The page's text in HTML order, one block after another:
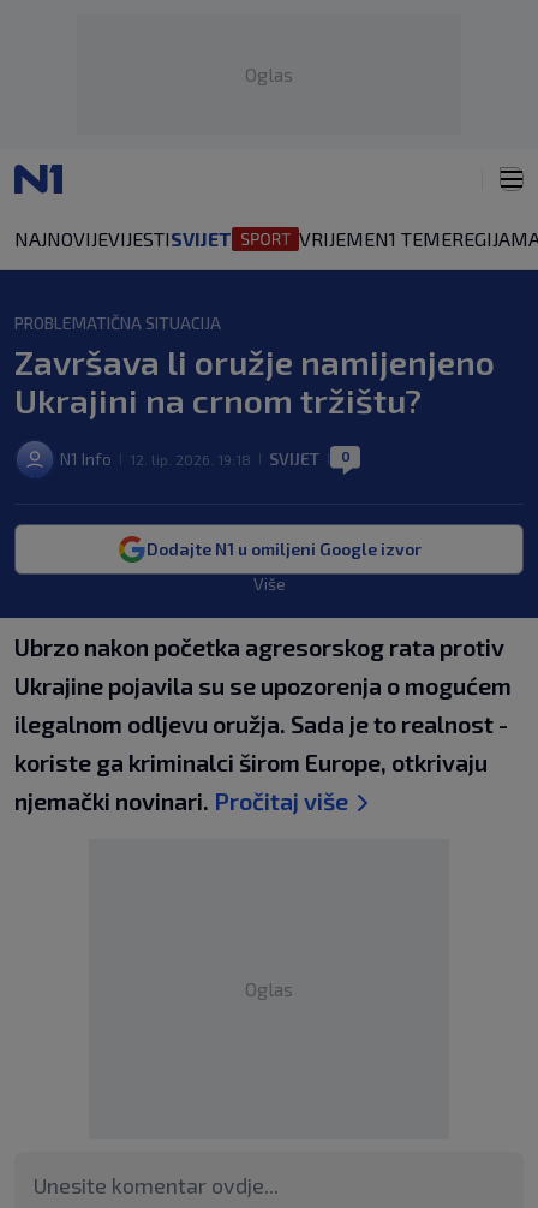
Oglas
NAJNOVIJEVIJESTISVIJET VRIJEMEN1 TEMEREGIJA
PROBLEMATIČNA SITUACIJA
Završava li oružje namijenjeno
Ukrajini na crnom tržištu?
N1 Info 12. lip. 2026. 19:18 SVIJET 0
Dodajte N1 u omiljeni Google izvor
Više
Ubrzo nakon početka agresorskog rata protiv
Ukrajine pojavila su se upozorenja o mogućem
ilegalnom odljevu oružja. Sada je to realnost -
koriste ga kriminalci širom Europe, otkrivaju
njemački novinari. Pročitaj više
Oglas